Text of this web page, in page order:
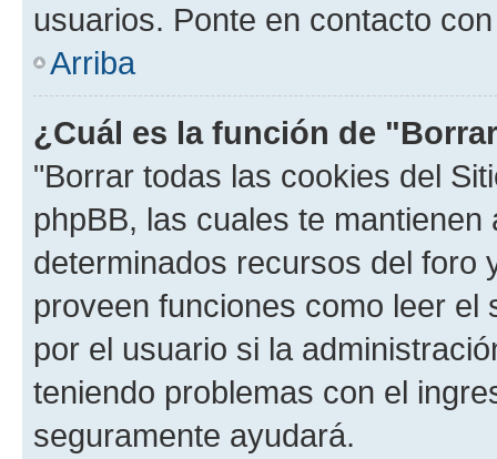
usuarios. Ponte en contacto
Arriba
¿Cuál es la función de
"Borrar todas las cookies del
phpBB, las cuales te
determinados recursos del foro
proveen funciones como leer el
por el usuario si la
teniendo problemas con el
seguramente ayudará.